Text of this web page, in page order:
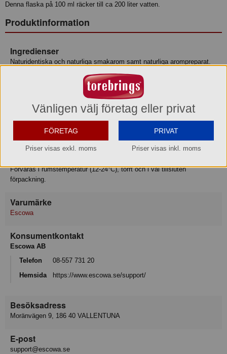
Denna flaska på 100 ml räcker till ca 200 liter vatten.
Produktinformation
Ingredienser
Naturidentiska och naturliga smakarom samt naturliga arompreparat.
Produkten är avsedd för smaksättning av livsmedel och uppfyller
kraven i EU-direktiv 88/388/EG.
Tillagningsanvisning
Spädes 1:2000 (0.5g/liter)
OBS! Skall inte förtäras outspädd.
Förvaring
Förvaras i rumstemperatur (12-24°C), torrt och i väl tillsluten
förpackning.
Varumärke
Escowa
Konsumentkontakt
Escowa AB
Telefon
08-557 731 20
Hemsida
https://www.escowa.se/support/
Besöksadress
Moränvägen 9, 186 40 VALLENTUNA
E-post
support@escowa.se
Vänligen välj företag eller privat
FÖRETAG
Priser visas exkl. moms
PRIVAT
Priser visas inkl. moms